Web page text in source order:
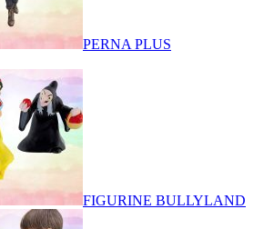
PERNA PLUS
FIGURINE BULLYLAND